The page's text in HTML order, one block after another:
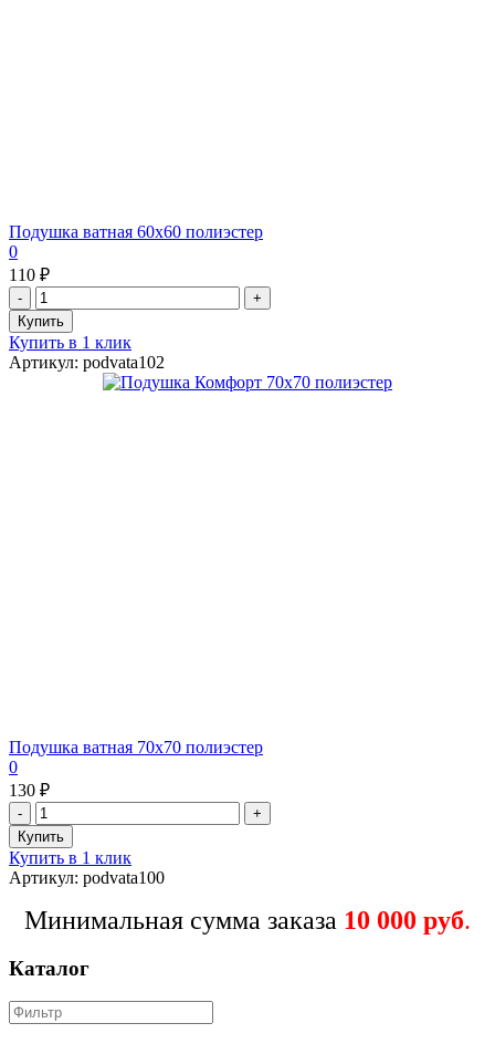
Подушка ватная 60х60 полиэстер
0
110 ₽
Купить в 1 клик
Артикул: podvata102
Подушка ватная 70х70 полиэстер
0
130 ₽
Купить в 1 клик
Артикул: podvata100
Минимальная сумма заказа 10 000 руб.
Каталог